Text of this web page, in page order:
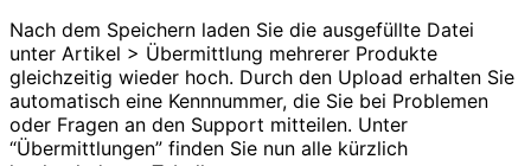
Nach dem Speichern laden Sie die ausgefüllte Datei
unter Artikel > Übermittlung mehrerer Produkte
gleichzeitig wieder hoch. Durch den Upload erhalten Sie
automatisch eine Kennnummer, die Sie bei Problemen
oder Fragen an den Support mitteilen. Unter
“Übermittlungen” finden Sie nun alle kürzlich